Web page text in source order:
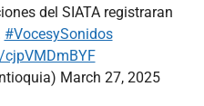
del SIATA registraran
#VocesySonidos
March 27, 2025